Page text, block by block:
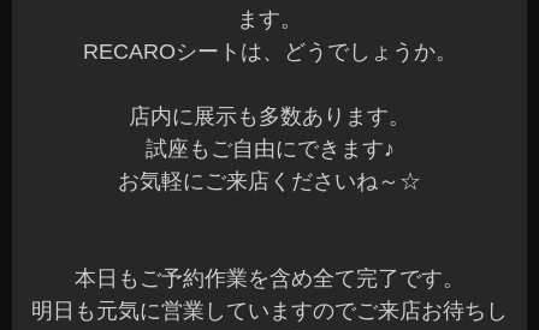
ます。
RECAROシートは、どうでしょうか。
店内に展示も多数あります。
試座もご自由にできます♪
お気軽にご来店くださいね～☆
本日もご予約作業を含め全て完了です。
明日も元気に営業していますのでご来店お待ちし